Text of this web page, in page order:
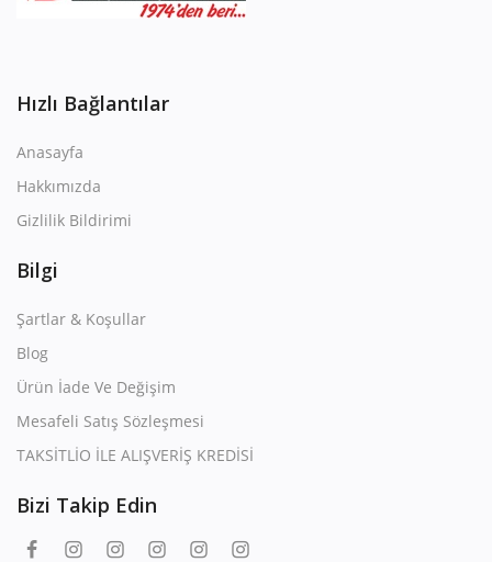
Hızlı Bağlantılar
Anasayfa
Hakkımızda
Gizlilik Bildirimi
Bilgi
Şartlar & Koşullar
Blog
Ürün İade Ve Değişim
Mesafeli Satış Sözleşmesi
TAKSİTLİO İLE ALIŞVERİŞ KREDİSİ
Bizi Takip Edin